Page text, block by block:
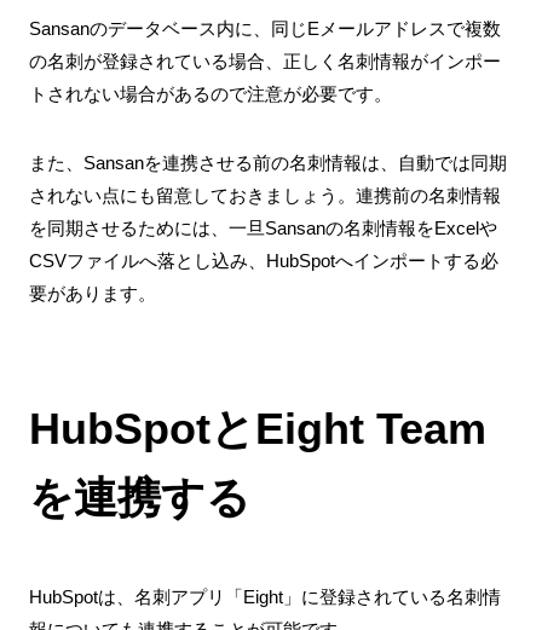
Sansanのデータベース内に、同じEメールアドレスで複数
の名刺が登録されている場合、正しく名刺情報がインポー
トされない場合があるので注意が必要です。
また、Sansanを連携させる前の名刺情報は、自動では同期
されない点にも留意しておきましょう。連携前の名刺情報
を同期させるためには、一旦Sansanの名刺情報をExcelや
CSVファイルへ落とし込み、HubSpotへインポートする必
要があります。
HubSpotとEight Team
を連携する
HubSpotは、名刺アプリ「Eight」に登録されている名刺情